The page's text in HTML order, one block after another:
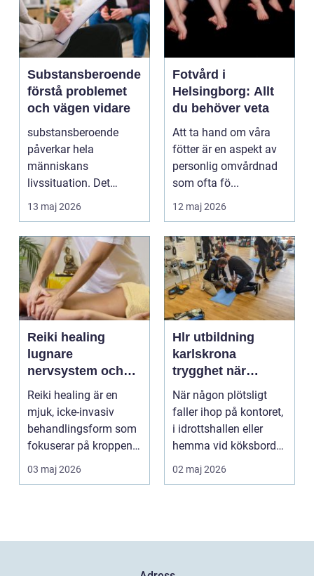
Substansberoende
förstå problemet
och vägen vidare
substansberoende
påverkar hela
människans
livssituation. Det
handlar sällan bara
om alkohol, narkoti...
13 maj 2026
Fotvård i
Helsingborg: Allt
du behöver veta
Att ta hand om våra
fötter är en aspekt av
personlig omvårdnad
som ofta fö...
12 maj 2026
Reiki healing
lugnare
nervsystem och
djupare
återhämtning
Reiki healing är en
mjuk, icke-invasiv
behandlingsform som
fokuserar på kroppens
egen förmåga att lä...
03 maj 2026
Hlr utbildning
karlskrona
trygghet när
sekunderna
räknas
När någon plötsligt
faller ihop på kontoret,
i idrottshallen eller
hemma vid köksbordet
finns det ba...
02 maj 2026